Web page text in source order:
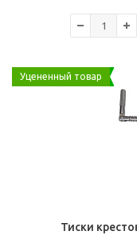
Уцененный товар